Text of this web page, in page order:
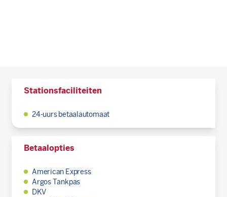
Stationsfaciliteiten
24-uurs betaalautomaat
Betaalopties
American Express
Argos Tankpas
DKV